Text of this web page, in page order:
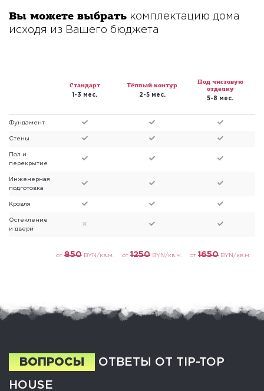
Вы можете выбрать комплектацию дома
исходя из Вашего бюджета
Стандарт
1-3 мес.
Тёплый контур
2-5 мес.
Под чистовую
отделку
5-8 мес.
Фундамент
Стены
Пол и
перекрытие
Инженерная
подготовка
Кровля
Остекление
и двери
от850 BYN/кв.м. от 1250 BYN/кв.м. от 1650 BYN/кв.м.
ВОПРОСЫ ОТВЕТЫ ОТ TIP-TOP
HOUSE